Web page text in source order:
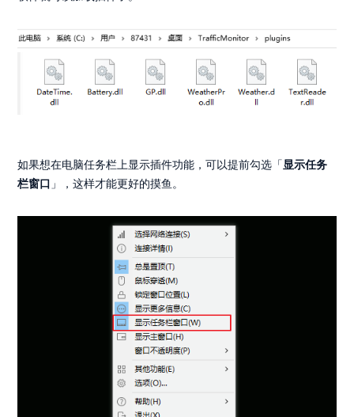
如果想在电脑任务栏上显示插件功能，可以提前勾选「显示任务
栏窗口 」，这样才能更好的摸鱼。